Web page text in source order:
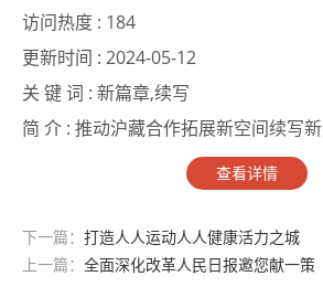
访问热度 : 184
更新时间 : 2024-05-12
关 键 词 : 新篇章,续写
简 介 : 推动沪藏合作拓展新空间续写
查看详情
下一篇： 打造人人运动人人健康活力之城
上一篇： 全面深化改革人民日报邀您献一策